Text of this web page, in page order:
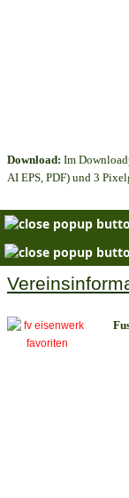
Download: Im
AI EPS, PDF) und 3